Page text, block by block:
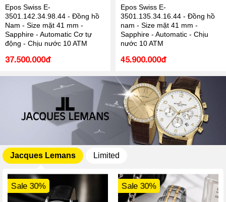
Epos Swiss E-
3501.142.34.98.44 - Đồng hồ
Nam - Size mặt 41 mm -
Sapphire - Automatic Cơ tự
động - Chịu nước 10 ATM
37.500.000đ
Epos Swiss E-
3501.135.34.16.44 - Đồng hồ
nam - Size mặt 41 mm -
Sapphire - Automatic - Chịu
nước 10 ATM
45.900.000đ
Jacques Lemans Limited
Sale 30% Sale 30%